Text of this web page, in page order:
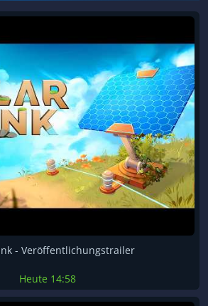
- Veröffentlichungstrailer
Heute 14:58